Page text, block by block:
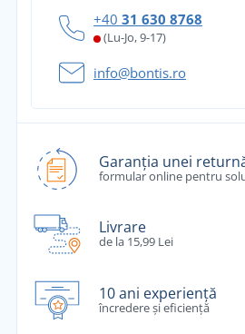
+40 31 630 8768
(Lu-Jo, 9-17)
info@bontis.ro
Garanția unei
formular online pentru
Livrare
de la 15,99 Lei
10 ani experiență
încredere și eficiență